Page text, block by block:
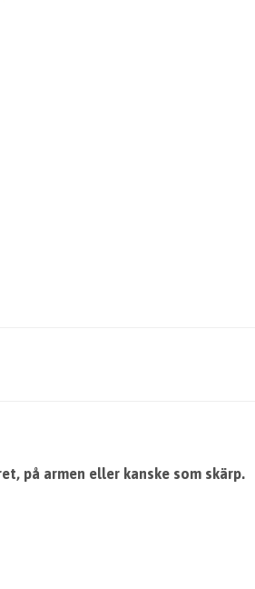
på armen eller kanske som skärp.